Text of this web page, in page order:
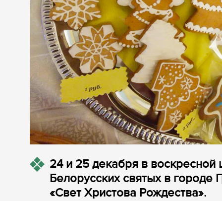
24 и 25 декабря в
Белорусских святых в городе
«Свет Христова Рождества».